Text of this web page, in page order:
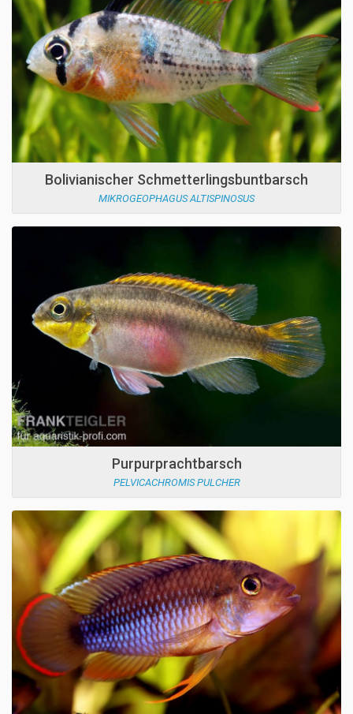
Bolivianischer Schmetterlingsbuntbarsch
MIKROGEOPHAGUS ALTISPINOSUS
Purpurprachtbarsch
PELVICACHROMIS PULCHER